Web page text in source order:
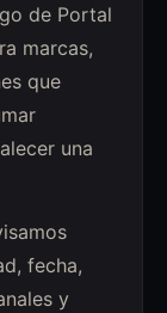
de Portal
marcas,
que
una
fecha,
y